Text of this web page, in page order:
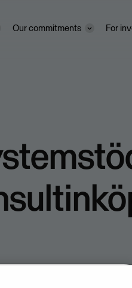
Our commitments For